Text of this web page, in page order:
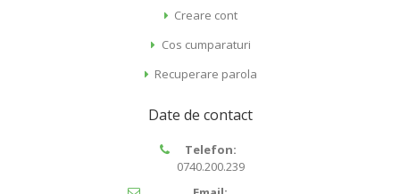
Creare cont
Cos cumparaturi
Recuperare parola
Date de contact
Telefon:
0740.200.239